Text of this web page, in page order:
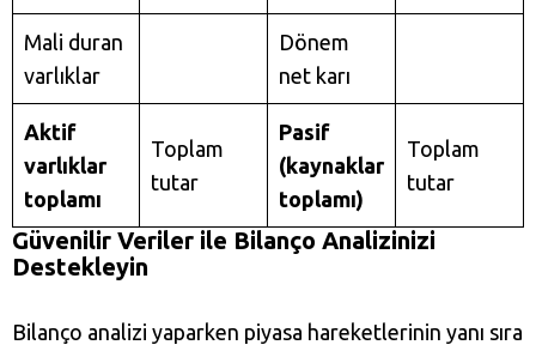
Mali duran
varlıklar
Dönem
net karı
Aktif
varlıklar
toplamı
Toplam
tutar
Pasif
(kaynaklar
toplamı)
Toplam
tutar
Güvenilir Veriler ile Bilanço Analizinizi
Destekleyin
Bilanço analizi yaparken piyasa hareketlerinin yanı sıra